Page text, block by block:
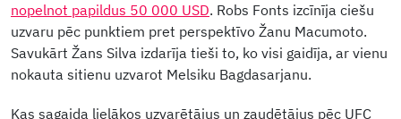
nopelnot papildus 50 000 USD. Robs Fonts izcīnīja ciešu
uzvaru pēc punktiem pret perspektīvo Žanu Macumoto.
Savukārt Žans Silva izdarīja tieši to, ko visi gaidīja, ar vienu
nokauta sitienu uzvarot Melsiku Bagdasarjanu.
Kas sagaida lielākos uzvarētājus un zaudētājus pēc UFC